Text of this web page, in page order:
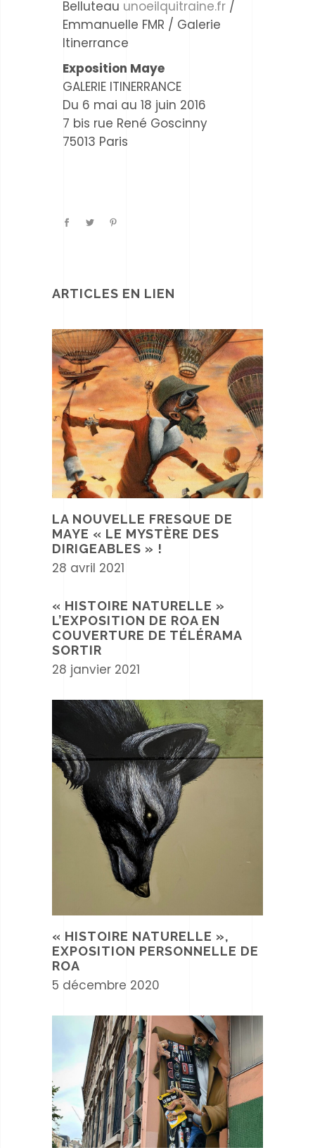
Belluteau unoeilquitraine.fr /
Emmanuelle FMR / Galerie
Itinerrance
Exposition Maye
GALERIE ITINERRANCE
Du 6 mai au 18 juin 2016
7 bis rue René Goscinny
75013 Paris
ARTICLES EN LIEN
LA NOUVELLE FRESQUE DE
MAYE « LE MYSTÈRE DES
DIRIGEABLES » !
28 avril 2021
« HISTOIRE NATURELLE »
L’EXPOSITION DE ROA EN
COUVERTURE DE TÉLÉRAMA
SORTIR
28 janvier 2021
« HISTOIRE NATURELLE »,
EXPOSITION PERSONNELLE DE
ROA
5 décembre 2020